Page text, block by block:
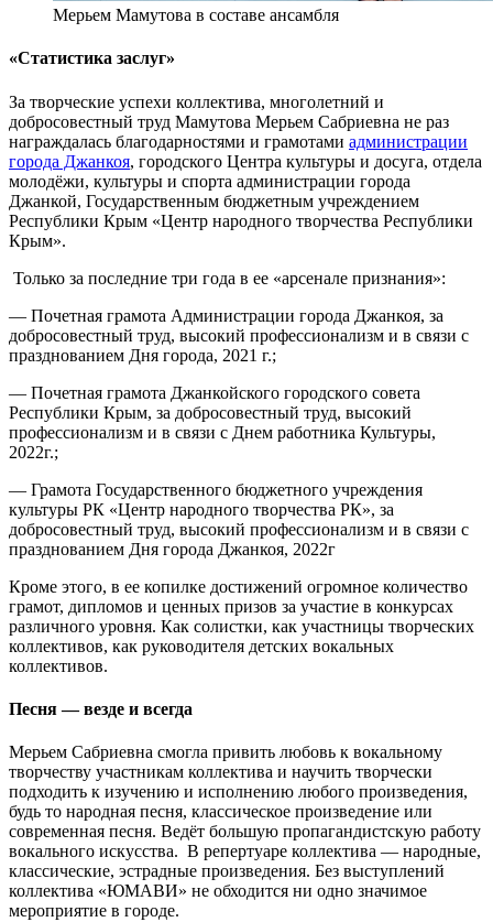
Мерьем Мамутова в составе ансамбля
«Статистика заслуг»
За творческие успехи коллектива, многолетний и
добросовестный труд Мамутова Мерьем Сабриевна не раз
награждалась благодарностями и грамотами администрации
города Джанкоя, городского Центра культуры и досуга, отдела
молодёжи, культуры и спорта администрации города
Джанкой, Государственным бюджетным учреждением
Республики Крым «Центр народного творчества Республики
Крым».
Только за последние три года в ее «арсенале признания»:
— Почетная грамота Администрации города Джанкоя, за
добросовестный труд, высокий профессионализм и в связи с
празднованием Дня города, 2021 г.;
— Почетная грамота Джанкойского городского совета
Республики Крым, за добросовестный труд, высокий
профессионализм и в связи с Днем работника Культуры,
2022г.;
— Грамота Государственного бюджетного учреждения
культуры РК «Центр народного творчества РК», за
добросовестный труд, высокий профессионализм и в связи с
празднованием Дня города Джанкоя, 2022г
Кроме этого, в ее копилке достижений огромное количество
грамот, дипломов и ценных призов за участие в конкурсах
различного уровня. Как солистки, как участницы творческих
коллективов, как руководителя детских вокальных
коллективов.
Песня — везде и всегда
Мерьем Сабриевна смогла привить любовь к вокальному
творчеству участникам коллектива и научить творчески
подходить к изучению и исполнению любого произведения,
будь то народная песня, классическое произведение или
современная песня. Ведёт большую пропагандистскую работу
вокального искусства. В репертуаре коллектива — народные,
классические, эстрадные произведения. Без выступлений
коллектива «ЮМАВИ» не обходится ни одно значимое
мероприятие в городе.